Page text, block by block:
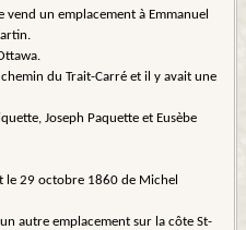
un emplacement à Emmanuel
du Trait-Carré et il y avait une
Joseph Paquette et Eusèbe
le 29 octobre 1860 de Michel
autre emplacement sur la côte St-